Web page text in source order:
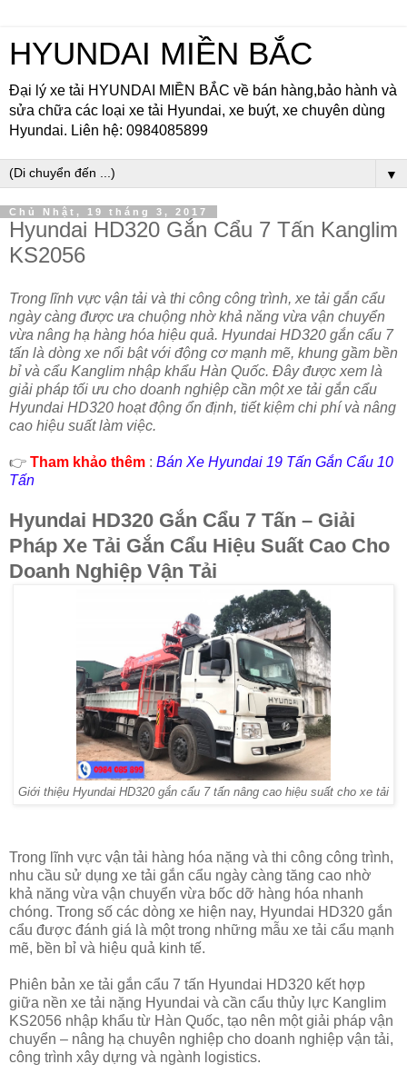
HYUNDAI MIỀN BẮC
Đại lý xe tải HYUNDAI MIỀN BẮC về bán hàng,bảo hành và
sửa chữa các loại xe tải Hyundai, xe buýt, xe chuyên dùng
Hyundai. Liên hệ: 0984085899
▼
Chủ Nhật, 19 tháng 3, 2017
Hyundai HD320 Gắn Cẩu 7 Tấn Kanglim
KS2056
Trong lĩnh vực vận tải và thi công công trình, xe tải gắn cẩu
ngày càng được ưa chuộng nhờ khả năng vừa vận chuyển
vừa nâng hạ hàng hóa hiệu quả. Hyundai HD320 gắn cẩu 7
tấn là dòng xe nổi bật với động cơ mạnh mẽ, khung gầm bền
bỉ và cẩu Kanglim nhập khẩu Hàn Quốc. Đây được xem là
giải pháp tối ưu cho doanh nghiệp cần một xe tải gắn cẩu
Hyundai HD320 hoạt động ổn định, tiết kiệm chi phí và nâng
cao hiệu suất làm việc.
👉 Tham khảo thêm : Bán Xe Hyundai 19 Tấn Gắn Cẩu 10
Tấn
Hyundai HD320 Gắn Cẩu 7 Tấn – Giải
Pháp Xe Tải Gắn Cẩu Hiệu Suất Cao Cho
Doanh Nghiệp Vận Tải
Giới thiệu Hyundai HD320 gắn cẩu 7 tấn nâng cao hiệu suất cho xe tải
Trong lĩnh vực vận tải hàng hóa nặng và thi công công trình,
nhu cầu sử dụng xe tải gắn cẩu ngày càng tăng cao nhờ
khả năng vừa vận chuyển vừa bốc dỡ hàng hóa nhanh
chóng. Trong số các dòng xe hiện nay, Hyundai HD320 gắn
cẩu được đánh giá là một trong những mẫu xe tải cẩu mạnh
mẽ, bền bỉ và hiệu quả kinh tế.
Phiên bản xe tải gắn cẩu 7 tấn Hyundai HD320 kết hợp
giữa nền xe tải nặng Hyundai và cần cẩu thủy lực Kanglim
KS2056 nhập khẩu từ Hàn Quốc, tạo nên một giải pháp vận
chuyển – nâng hạ chuyên nghiệp cho doanh nghiệp vận tải,
công trình xây dựng và ngành logistics.